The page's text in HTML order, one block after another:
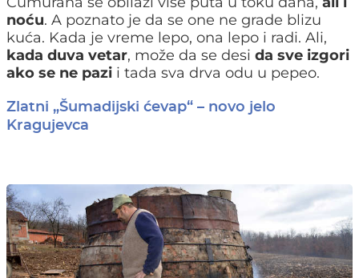
noću. A poznato je da se one ne grade blizu
kuća. Kada je vreme lepo, ona lepo i radi. Ali,
kada duva vetar, može da se desi da sve izgori
ako se ne pazi i tada sva drva odu u pepeo.
Zlatni „Šumadijski ćevap“ – novo jelo
Kragujevca